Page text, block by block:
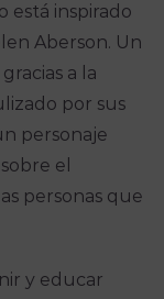
está inspirado
Aberson. Un
a la
por sus
personaje
el
personas que
y educar